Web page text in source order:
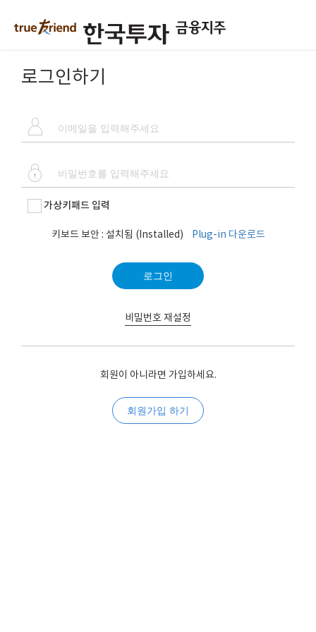
로그인하기
가상키패드 입력
키보드 보안 : 설치됨 (Installed) Plug-in 다운로드
로그인
비밀번호 재설정
회원이 아니라면 가입하세요.
회원가입 하기